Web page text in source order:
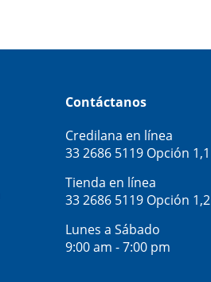
Contáctanos
Credilana en línea
33 2686 5119 Opción 1,1
Tienda en línea
33 2686 5119 Opción 1,2
Lunes a Sábado
9:00 am - 7:00 pm